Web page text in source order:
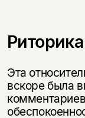
Эта
вскоре была